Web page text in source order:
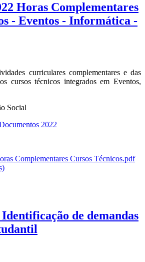
Horas Complementares
- Eventos - Informática -
curriculares complementares e das
cursos técnicos integrados em Eventos,
Social
2022
Complementares Cursos Técnicos.pdf
de demandas